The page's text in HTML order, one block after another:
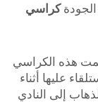
الجودةكراسي
هذه الكراسي
عليها أثناء
إلى النادي